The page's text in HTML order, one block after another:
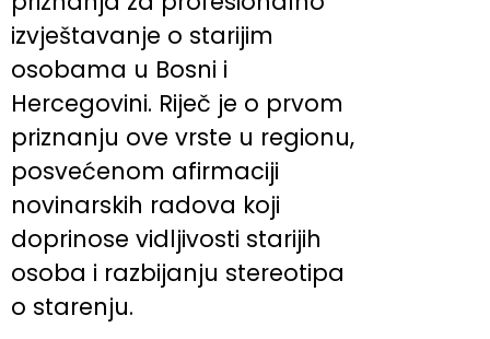
izvještavanje o starijim
osobama u Bosni i
Hercegovini. Riječ je o prvom
priznanju ove vrste u regionu,
posvećenom afirmaciji
novinarskih radova koji
doprinose vidljivosti starijih
osoba i razbijanju stereotipa
o starenju.